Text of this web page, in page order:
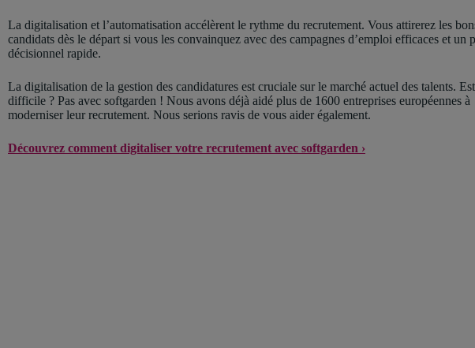
La digitalisation et l’automatisation accélèrent le rythme du recrutement. Vous attirerez les
candidats dès le départ si vous les convainquez avec des campagnes d’emploi efficaces et un
décisionnel rapide.
La digitalisation de la gestion des candidatures est cruciale sur le marché actuel des talents.
difficile ? Pas avec softgarden ! Nous avons déjà aidé plus de 1600 entreprises européennes à
moderniser leur recrutement. Nous serions ravis de vous aider également.
Découvrez comment digitaliser votre recrutement avec softgarden ›